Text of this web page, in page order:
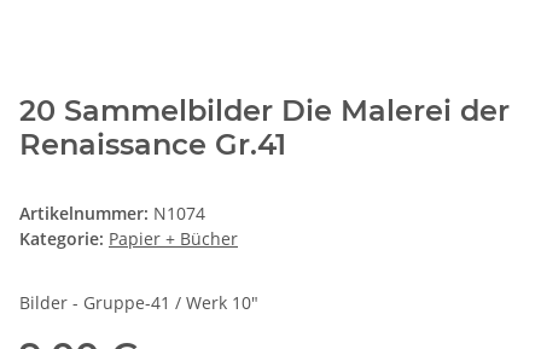
20 Sammelbilder Die Malerei der
Renaissance Gr.41
Artikelnummer: N1074
Kategorie: Papier + Bücher
Bilder - Gruppe-41 / Werk 10"